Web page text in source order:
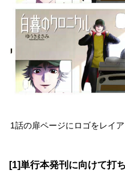
1話の扉ページにロゴをレイ
[1]単行本発刊に向けて打